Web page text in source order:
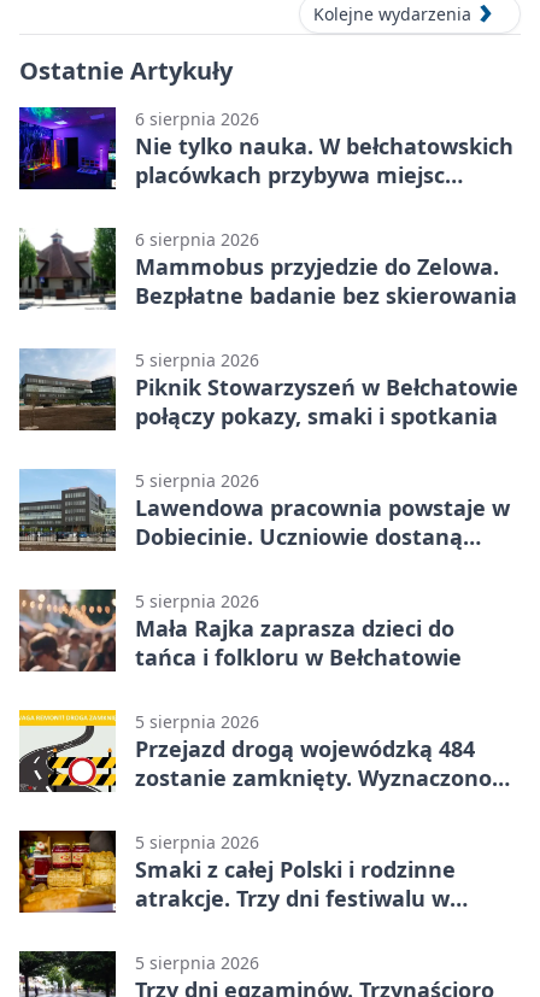
Kolejne wydarzenia
Ostatnie Artykuły
6 sierpnia 2026
Nie tylko nauka. W bełchatowskich
placówkach przybywa miejsc
6 sierpnia 2026
Mammobus przyjedzie do Zelowa.
Bezpłatne badanie bez skierowania
5 sierpnia 2026
Piknik Stowarzyszeń w Bełchatowie
połączy pokazy, smaki i spotkania
5 sierpnia 2026
Lawendowa pracownia powstaje w
Dobiecinie. Uczniowie dostaną
5 sierpnia 2026
Mała Rajka zaprasza dzieci do
tańca i folkloru w Bełchatowie
5 sierpnia 2026
Przejazd drogą wojewódzką 484
zostanie zamknięty. Wyznaczono
5 sierpnia 2026
Smaki z całej Polski i rodzinne
atrakcje. Trzy dni festiwalu w
5 sierpnia 2026
Trzy dni egzaminów. Trzynaścioro